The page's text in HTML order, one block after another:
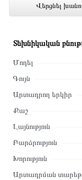
Վերցնել
խանութում
Տեխնիկական
Մոդել
Գույն
Արտադրող երկիր
Քաշ
Լայնություն
Բարձրություն
Խորություն
Արտադրման